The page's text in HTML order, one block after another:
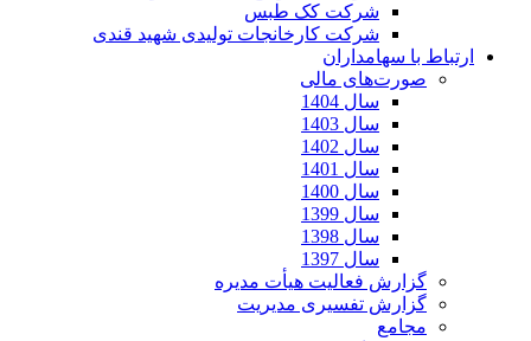
شرکت کک طبس
شرکت کارخانجات تولیدی شهید قندی
ارتباط با سهامداران
صورت‌های مالی
سال 1404
سال 1403
سال 1402
سال 1401
سال 1400
سال 1399
سال 1398
سال 1397
گزارش فعالیت هیأت مدیره
گزارش تفسیری مدیریت
مجامع